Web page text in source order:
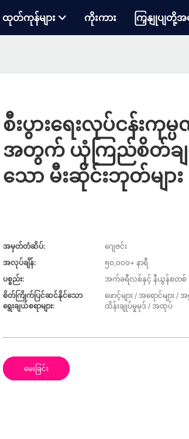
ထုတ်ကုန်များ ကိုးကား ကြှနျုပျတို့အ
စီးပွားရေးလုပ်ငန်းကုမ္
အတွက် ယုံကြည်စိတ်ချ
သော မီးဆိုင်းဘုတ်များ
အမှတ်တံဆိပ်:
ဂျေဇင်း
အလုပ်ချိန်:
၅၀,၀၀၀+ နာရီ
ပစ္စည်း:
အက်ခရီလစ်နှင့် နီယွန်စတစ်
စိတ်ကြိုက်ပြင်ဆင်နိုင်သော
ရွေးချယ်စရာများ:
ဖောင့်များ / အရောင်များ /
ထိန်းချုပ်မှုမုဒ် / အထုပ်
မေးခြင်း